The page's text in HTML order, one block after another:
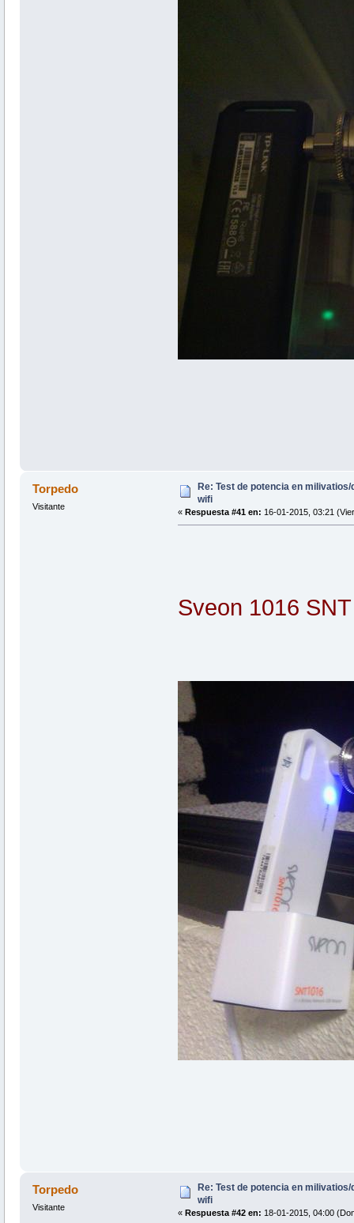
Torpedo
Visitante
Re: Test de potencia en
wifi
« Respuesta #41 en: 16-01-2015, 03:21
Sveon 1016 SNT
Torpedo
Visitante
Re: Test de potencia en
wifi
« Respuesta #42 en: 18-01-2015, 04:00